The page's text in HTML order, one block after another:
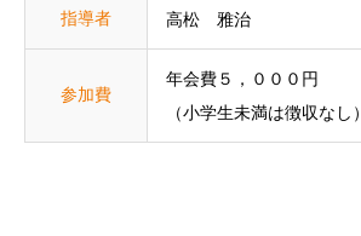
指導者 高松 雅治
参加費
年会費５，０００円
（小学生未満は徴収なし）